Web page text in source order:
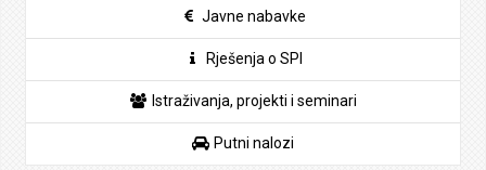
Javne nabavke
Rješenja o SPI
Istraživanja, projekti i seminari
Putni nalozi